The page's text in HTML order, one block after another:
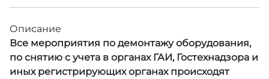
Описание
Все мероприятия по демонтажу оборудования,
по снятию с учета в органах ГАИ, Гостехнадзора и
иных регистрирующих органах происходят